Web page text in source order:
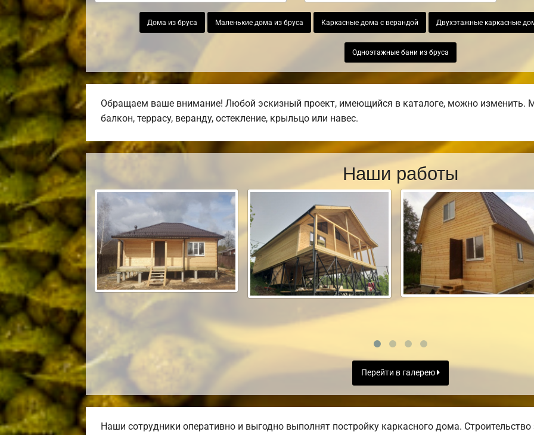
Дома из бруса Маленькие дома из бруса Каркасные дома с верандой Двухэтажные каркасные
Одноэтажные бани из бруса
Обращаем ваше внимание! Любой эскизный проект, имеющийся в каталоге, можно изменить.
балкон, террасу, веранду, остекление, крыльцо или навес.
Наши работы
Перейти в галерею
Наши сотрудники оперативно и выгодно выполнят постройку каркасного дома.